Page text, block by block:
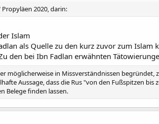
2020, darin:
Islam
als Quelle zu den kurz zuvor zum
den bei Ibn Fadlan erwähnten
möglicherweise in Missverständnissen
Aussage, dass die Rus "von den Fußspitzen
Belege finden lassen.